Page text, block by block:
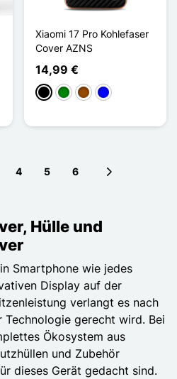
Xiaomi 17 Pro Kohlefaser
Cover AZNS
14,99 €
Schwarz
GrünBraunBlau
4 5 6
Hülle und
Smartphone wie jedes
Display auf der
verlangt es nach
Technologie gerecht wird. Bei
Ökosystem aus
und Zubehör
dieses Gerät gedacht sind.